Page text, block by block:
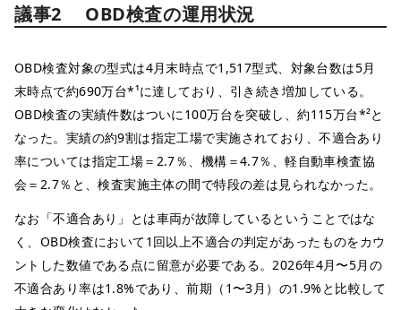
議事2 OBD検査の運用状況
OBD検査対象の型式は4月末時点で1,517型式、対象台数は5月
末時点で約690万台*¹に達しており、引き続き増加している。
OBD検査の実績件数はついに100万台を突破し、約115万台*²と
なった。実績の約9割は指定工場で実施されており、不適合あり
率については指定工場＝2.7％、機構＝4.7％、軽自動車検査協
会＝2.7％と、検査実施主体の間で特段の差は見られなかった。
なお「不適合あり」とは車両が故障しているということではな
く、OBD検査において1回以上不適合の判定があったものをカウ
ントした数値である点に留意が必要である。2026年4月〜5月の
不適合あり率は1.8%であり、前期（1〜3月）の1.9%と比較して